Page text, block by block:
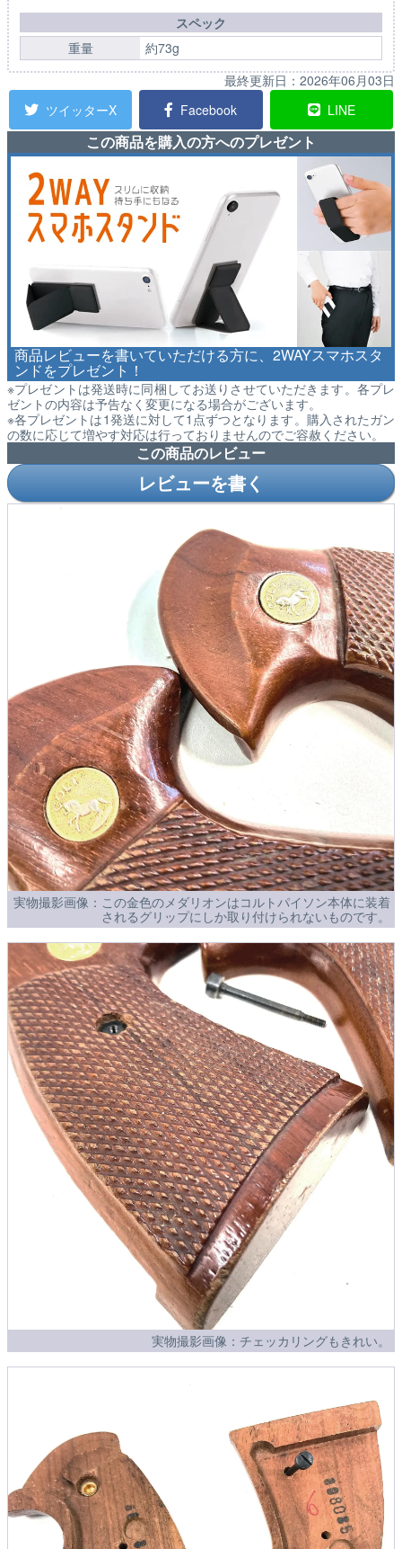
スペック
重量
約73g
最終更新日： 2026年06月03日
ツイッターX
Facebook LINE
この商品を購入の方へのプレゼント
商品レビューを書いていただける方に、2WAYスマホスタ
ンドをプレゼント！
※プレゼントは発送時に同梱してお送りさせていただきます。各プレ
ゼントの内容は予告なく変更になる場合がございます。
※各プレゼントは1発送に対して1点ずつとなります。購入されたガン
の数に応じて増やす対応は行っておりませんのでご容赦ください。
この商品のレビュー
レビューを書く
実物撮影画像：この金色のメダリオンはコルトパイソン本体に装着
されるグリップにしか取り付けられないものです。
実物撮影画像：チェッカリングもきれい。